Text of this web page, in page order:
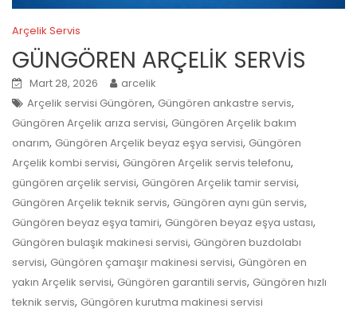
Arçelik Servis
GÜNGÖREN ARÇELİK SERVİS
Mart 28, 2026
arcelik
Arçelik servisi Güngören, Güngören ankastre servis,
Güngören Arçelik arıza servisi, Güngören Arçelik bakım
onarım, Güngören Arçelik beyaz eşya servisi, Güngören
Arçelik kombi servisi, Güngören Arçelik servis telefonu,
güngören arçelik servisi, Güngören Arçelik tamir servisi,
Güngören Arçelik teknik servis, Güngören aynı gün servis,
Güngören beyaz eşya tamiri, Güngören beyaz eşya ustası,
Güngören bulaşık makinesi servisi, Güngören buzdolabı
servisi, Güngören çamaşır makinesi servisi, Güngören en
yakın Arçelik servisi, Güngören garantili servis, Güngören hızlı
teknik servis, Güngören kurutma makinesi servisi